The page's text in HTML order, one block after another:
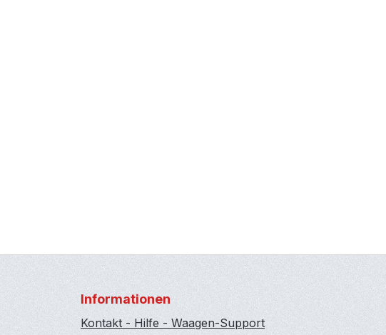
Informationen
Kontakt - Hilfe - Waagen-Support